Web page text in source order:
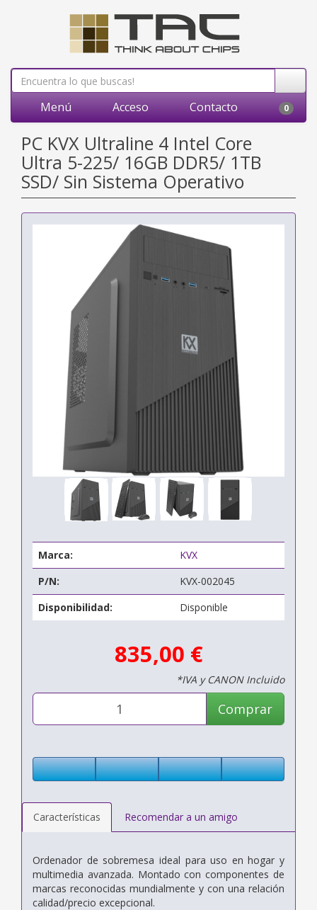
Menú Acceso Contacto 0
PC KVX Ultraline 4 Intel Core
Ultra 5-225/ 16GB DDR5/ 1TB
SSD/ Sin Sistema Operativo
Marca:
KVX
P/N:
KVX-002045
Disponibilidad:
Disponible
835,00 €
*IVA y CANON Incluido
Comprar
Características Recomendar a un amigo
Ordenador de sobremesa ideal para uso en hogar y
multimedia avanzada. Montado con componentes de
marcas reconocidas mundialmente y con una relación
calidad/precio excepcional.